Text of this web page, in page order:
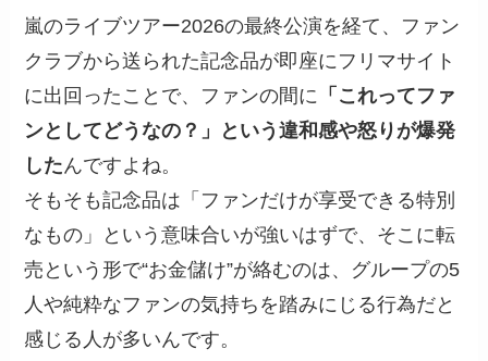
嵐のライブツアー2026の最終公演を経て、ファン
クラブから送られた記念品が即座にフリマサイト
に出回ったことで、ファンの間に 「これってファ
ンとしてどうなの？」という違和感や怒りが爆発
したんですよね。
そもそも記念品は「ファンだけが享受できる特別
なもの」という意味合いが強いはずで、そこに転
売という形で“お金儲け”が絡むのは、グループの5
人や純粋なファンの気持ちを踏みにじる行為だと
感じる人が多いんです。